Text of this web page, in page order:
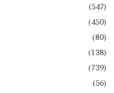
(547)
(450)
(80)
(138)
(739)
(56)